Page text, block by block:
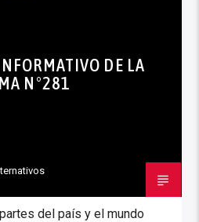
DE LA
N°281
del país y el mundo